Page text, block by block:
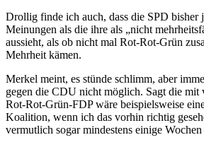
Drollig finde ich auch, dass die SPD bisher
Meinungen als die ihre als „nicht
aussieht, als ob nicht mal Rot-Rot-Grün
Mehrheit kämen.
Merkel meint, es stünde schlimm, aber
gegen die CDU nicht möglich. Sagt die mit
Rot-Rot-Grün-FDP wäre beispielsweise
Koalition, wenn ich das vorhin richtig
vermutlich sogar mindestens einige